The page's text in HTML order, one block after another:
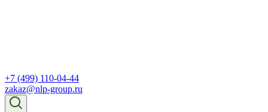
+7 (499) 110-04-44
zakaz@nlp-group.ru